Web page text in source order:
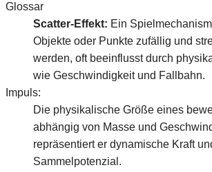
Glossar
Scatter-Effekt: Ein
Objekte oder Punkte zufällig und
werden, oft beeinflusst durch
wie Geschwindigkeit und Fallbahn.
Impuls:
Die physikalische Größe eines
abhängig von Masse und
repräsentiert er dynamische Kraft
Sammelpotenzial.